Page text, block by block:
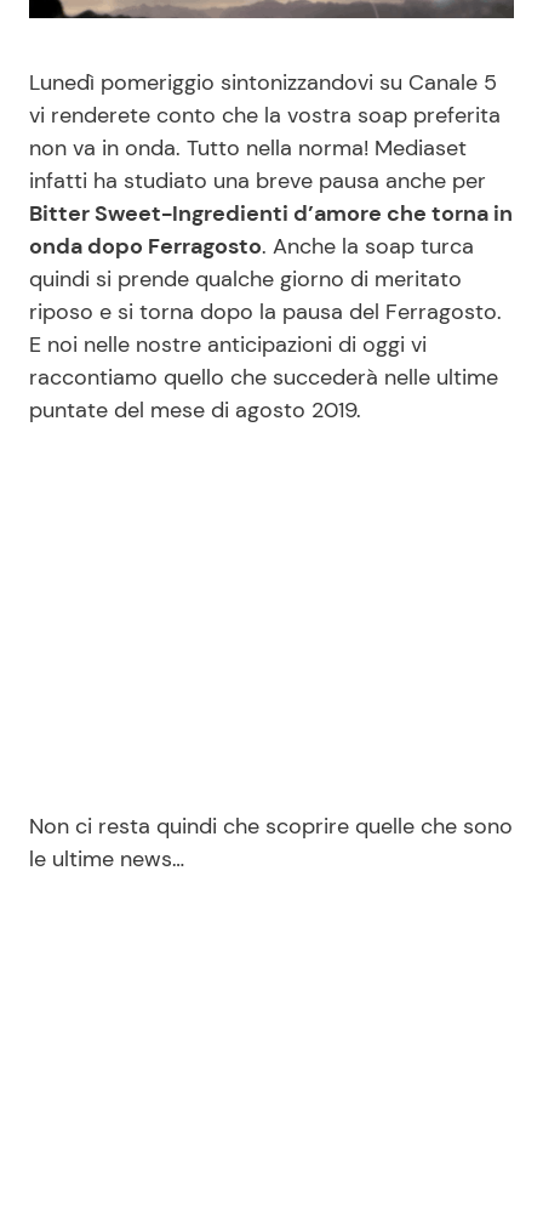
Moda e Style
Mondo Mamma
News benessere
Salute
Viaggi e Turismo
Festività
Le Ricette in TV
Primi Piatti
Ricette Facili e Veloci
Ricette Feste
Ricette per Bambini
Contattaci
Lunedì pomeriggio sintonizzandovi su Canale 5
vi renderete conto che la vostra soap preferita
non va in onda. Tutto nella norma! Mediaset
infatti ha studiato una breve pausa anche per
Bitter Sweet-Ingredienti d’amore che torna in
onda dopo Ferragosto. Anche la soap turca
quindi si prende qualche giorno di meritato
riposo e si torna dopo la pausa del Ferragosto.
E noi nelle nostre anticipazioni di oggi vi
raccontiamo quello che succederà nelle ultime
puntate del mese di agosto 2019.
Non ci resta quindi che scoprire quelle che sono
le ultime news…